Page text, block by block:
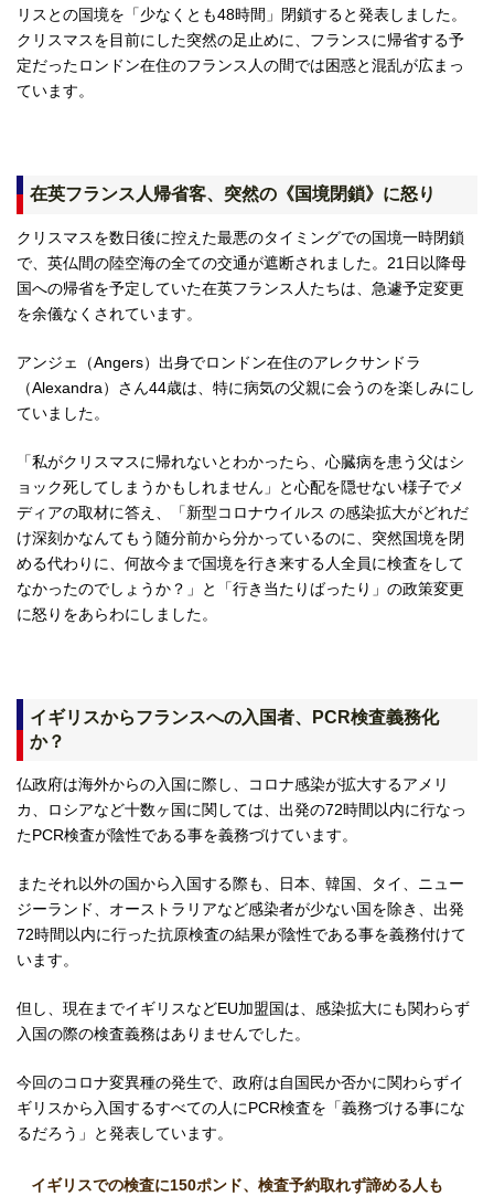
リスとの国境を「少なくとも48時間」閉鎖すると発表しました。
クリスマスを目前にした突然の足止めに、フランスに帰省する予
定だったロンドン在住のフランス人の間では困惑と混乱が広まっ
ています。
在英フランス人帰省客、突然の《国境閉鎖》に怒り
クリスマスを数日後に控えた最悪のタイミングでの国境一時閉鎖
で、英仏間の陸空海の全ての交通が遮断されました。21日以降母
国への帰省を予定していた在英フランス人たちは、急遽予定変更
を余儀なくされています。
アンジェ（Angers）出身でロンドン在住のアレクサンドラ
（Alexandra）さん44歳は、特に病気の父親に会うのを楽しみにし
ていました。
「私がクリスマスに帰れないとわかったら、心臓病を患う父はシ
ョック死してしまうかもしれません」と心配を隠せない様子でメ
ディアの取材に答え、「新型コロナウイルス の感染拡大がどれだ
け深刻かなんてもう随分前から分かっているのに、突然国境を閉
める代わりに、何故今まで国境を行き来する人全員に検査をして
なかったのでしょうか？」と「行き当たりばったり」の政策変更
に怒りをあらわにしました。
イギリスからフランスへの入国者、PCR検査義務化
か？
仏政府は海外からの入国に際し、コロナ感染が拡大するアメリ
カ、ロシアなど十数ヶ国に関しては、出発の72時間以内に行なっ
たPCR検査が陰性である事を義務づけています。
またそれ以外の国から入国する際も、日本、韓国、タイ、ニュー
ジーランド、オーストラリアなど感染者が少ない国を除き、出発
72時間以内に行った抗原検査の結果が陰性である事を義務付けて
います。
但し、現在までイギリスなどEU加盟国は、感染拡大にも関わらず
入国の際の検査義務はありませんでした。
今回のコロナ変異種の発生で、政府は自国民か否かに関わらずイ
ギリスから入国するすべての人にPCR検査を「義務づける事にな
るだろう」と発表しています。
イギリスでの検査に150ポンド、検査予約取れず諦める人も